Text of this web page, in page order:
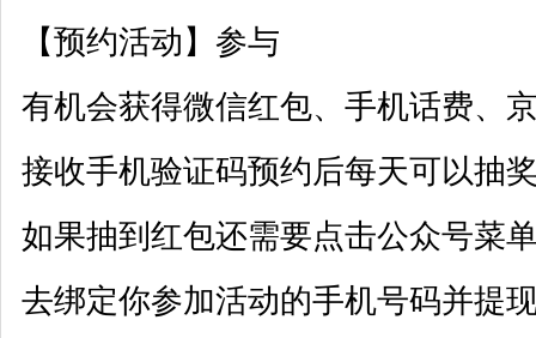
【预约活动】参与
有机会获得微信红包、手机话费、
接收手机验证码预约后每天可以抽
如果抽到红包还需要点击公众号菜
去绑定你参加活动的手机号码并提